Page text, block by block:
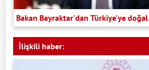
Bakan Bayraktar'dan Türkiye'ye
İlişkili haber: